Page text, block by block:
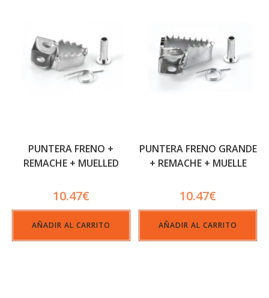
PUNTERA FRENO +
REMACHE + MUELLED
10.47€
AÑADIR AL CARRITO
PUNTERA FRENO GRANDE
+ REMACHE + MUELLE
10.47€
AÑADIR AL CARRITO